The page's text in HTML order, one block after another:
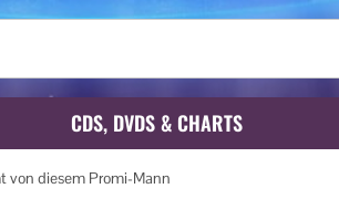
CDS, DVDS & CHARTS
von diesem Promi-Mann